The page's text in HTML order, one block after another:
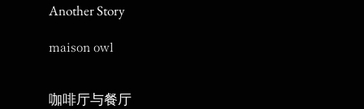
Another Story
maison owl
咖啡厅与餐厅